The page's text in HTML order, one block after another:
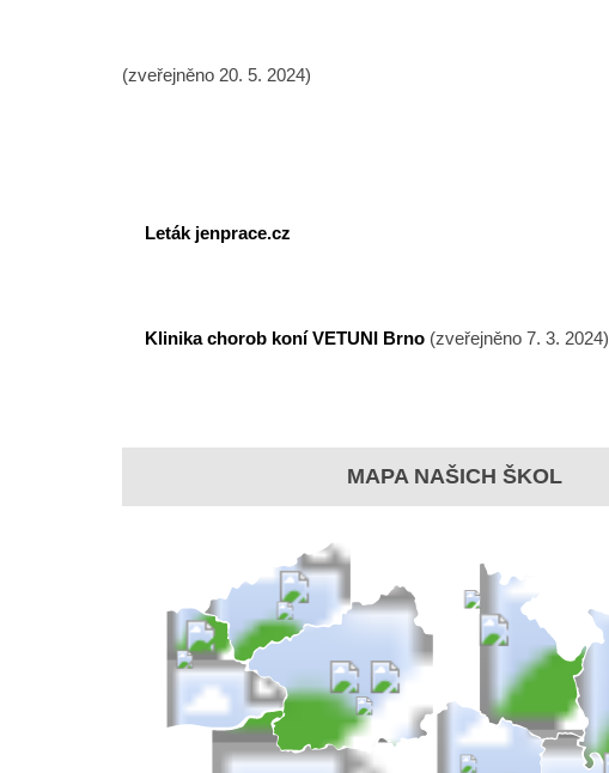
(zveřejněno 20. 5. 2024)
Leták jenprace.cz
Klinika chorob koní VETUNI Brno (zveřejněno 7. 3. 2024)
MAPA NAŠICH ŠKOL